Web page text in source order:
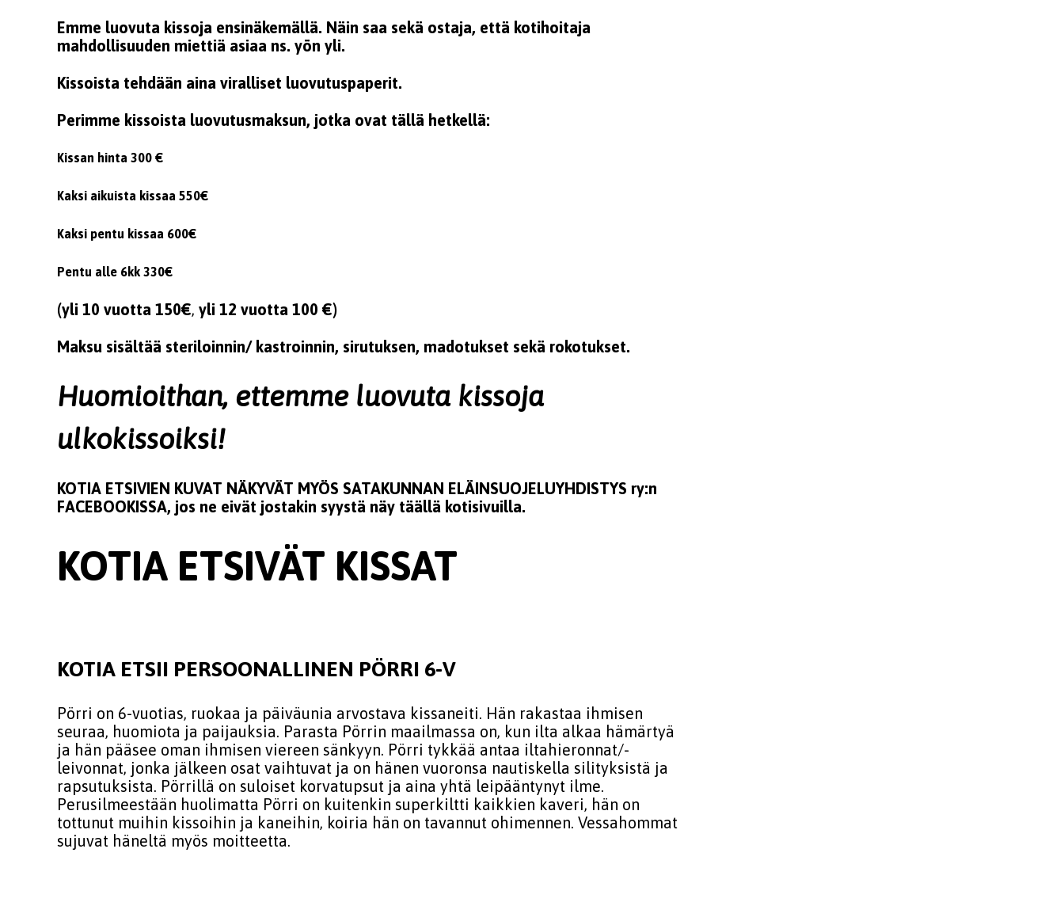
Emme luovuta kissoja ensinäkemällä. Näin saa sekä ostaja, että kotihoitaja
mahdollisuuden miettiä asiaa ns. yön yli.
Kissoista tehdään aina viralliset luovutuspaperit.
Perimme kissoista luovutusmaksun, jotka ovat tällä hetkellä:
Kissan hinta 300 €
Kaksi aikuista kissaa 550€
Kaksi pentu kissaa 600€
Pentu alle 6kk 330€
(yli 10 vuotta 150€, yli 12 vuotta 100 €)
Maksu sisältää steriloinnin/ kastroinnin, sirutuksen, madotukset sekä rokotukset.
Huomioithan, ettemme luovuta kissoja
ulkokissoiksi!
KOTIA ETSIVIEN KUVAT NÄKYVÄT MYÖS SATAKUNNAN ELÄINSUOJELUYHDISTYS ry:n
FACEBOOKISSA, jos ne eivät jostakin syystä näy täällä kotisivuilla.
KOTIA ETSIVÄT KISSAT
KOTIA ETSII PERSOONALLINEN PÖRRI 6-V
Pörri on 6-vuotias, ruokaa ja päiväunia arvostava kissaneiti. Hän rakastaa ihmisen
seuraa, huomiota ja paijauksia. Parasta Pörrin maailmassa on, kun ilta alkaa hämärtyä
ja hän pääsee oman ihmisen viereen sänkyyn. Pörri tykkää antaa iltahieronnat/-
leivonnat, jonka jälkeen osat vaihtuvat ja on hänen vuoronsa nautiskella silityksistä ja
rapsutuksista. Pörrillä on suloiset korvatupsut ja aina yhtä leipääntynyt ilme.
Perusilmeestään huolimatta Pörri on kuitenkin superkiltti kaikkien kaveri, hän on
tottunut muihin kissoihin ja kaneihin, koiria hän on tavannut ohimennen. Vessahommat
sujuvat häneltä myös moitteetta.